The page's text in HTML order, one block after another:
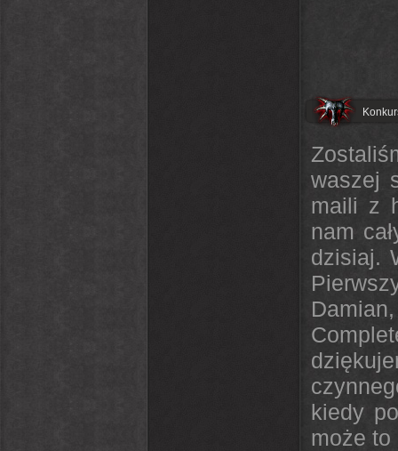
waszej
maili z
nam
dzisiaj.
kiedy
może to